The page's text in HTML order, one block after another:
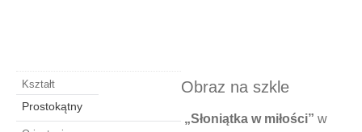
Obraz na szkle
„Słoniątka w miłości” w
Kształt
Prostokątny